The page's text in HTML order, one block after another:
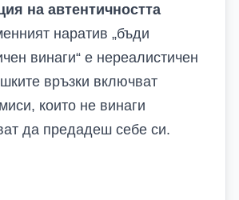
на автентичността
наратив „бъди
винаги“ е нереалистичен
връзки включват
които не винаги
да предадеш себе си.